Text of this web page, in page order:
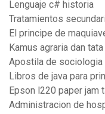
Lenguaje c# historia
Tratamientos
El principe de
Kamus agraria dan tata
Apostila de sociologia
Libros de java para
Epson l220 paper jam
Administracion de